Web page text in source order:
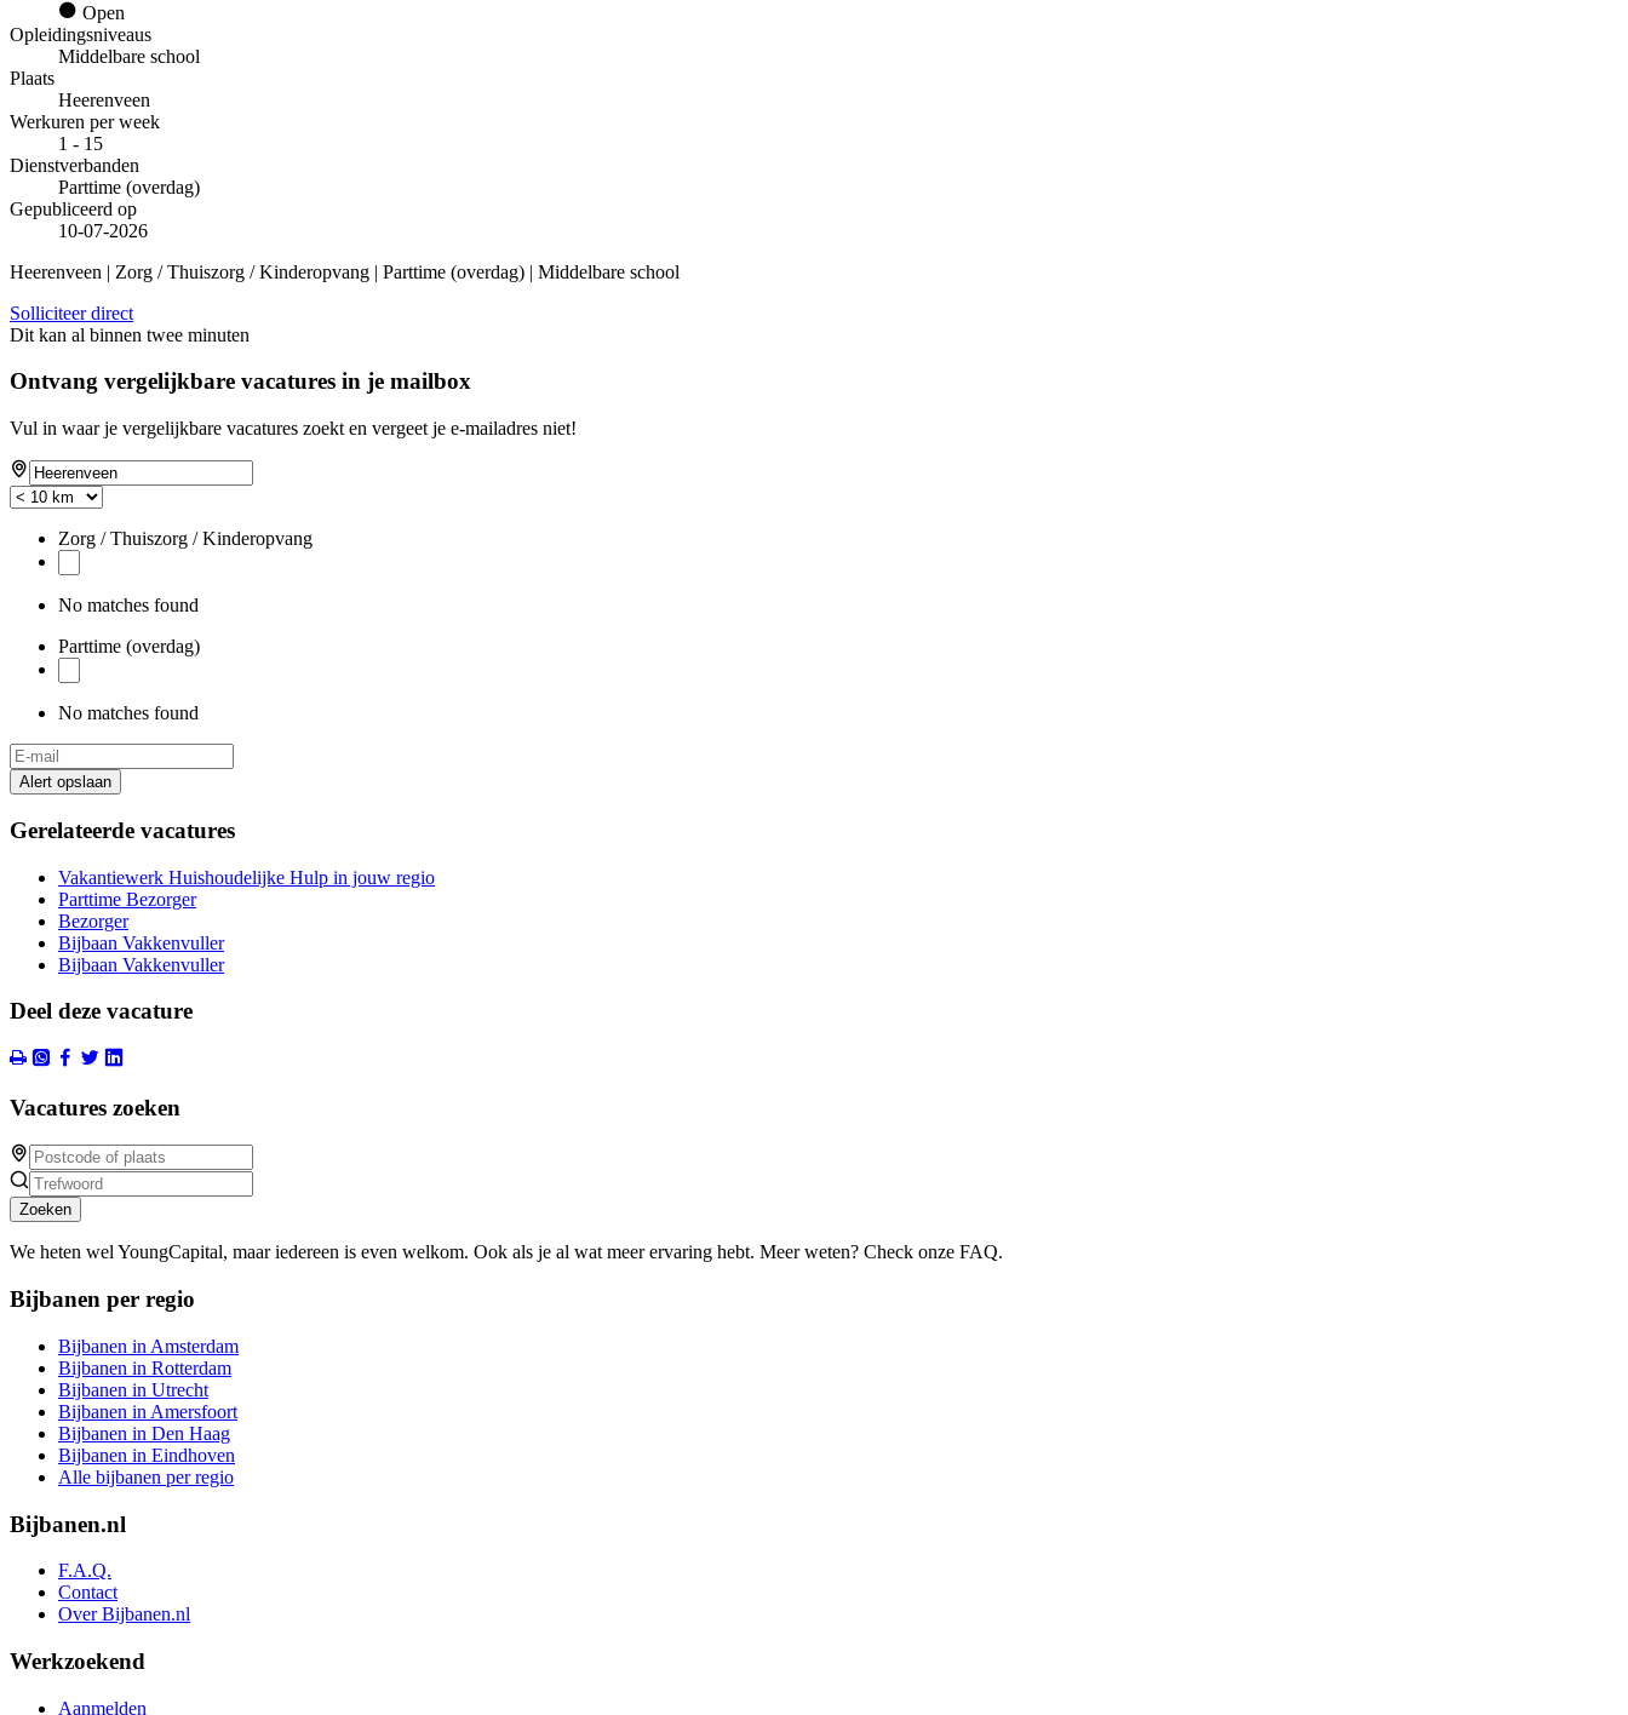
Open
Opleidingsniveaus
Middelbare school
Plaats
Heerenveen
Werkuren per week
1 - 15
Dienstverbanden
Parttime (overdag)
Gepubliceerd op
10-07-2026
Heerenveen | Zorg / Thuiszorg / Kinderopvang | Parttime (overdag) | Middelbare school
Solliciteer direct
Dit kan al binnen twee minuten
Ontvang vergelijkbare vacatures in je mailbox
Vul in waar je vergelijkbare vacatures zoekt en vergeet je e-mailadres niet!
Zorg / Thuiszorg / Kinderopvang
No matches found
Parttime (overdag)
No matches found
Alert opslaan
Gerelateerde vacatures
Vakantiewerk Huishoudelijke Hulp in jouw regio
Parttime Bezorger
Bezorger
Bijbaan Vakkenvuller
Bijbaan Vakkenvuller
Deel deze vacature
Vacatures zoeken
Zoeken
We heten wel YoungCapital, maar iedereen is even welkom. Ook als je al wat meer ervaring hebt. Meer weten? Check onze FAQ.
Bijbanen per regio
Bijbanen in Amsterdam
Bijbanen in Rotterdam
Bijbanen in Utrecht
Bijbanen in Amersfoort
Bijbanen in Den Haag
Bijbanen in Eindhoven
Alle bijbanen per regio
Bijbanen.nl
F.A.Q.
Contact
Over Bijbanen.nl
Werkzoekend
Aanmelden